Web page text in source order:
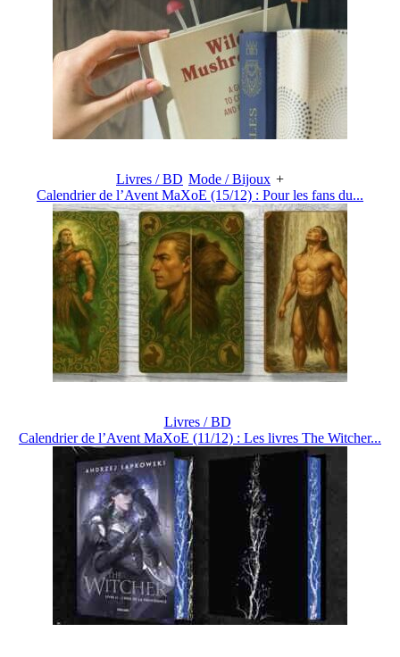
Livres / BD Mode / Bijoux +
Calendrier de l’Avent MaXoE (15/12) : Pour les fans du...
Livres / BD
Calendrier de l’Avent MaXoE (11/12) : Les livres The Witcher...